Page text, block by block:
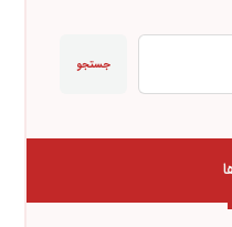
جستجو